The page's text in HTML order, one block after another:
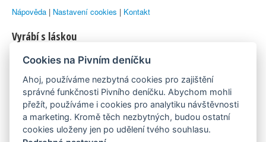
Nápověda | Nastavení cookies | Kontakt
Vyrábí s láskou
© 2010–2026 byLukáš Zemanaka Emka
Máme rádi
Pivní.info
Cookies na Pivním deníčku
Ahoj, používáme nezbytná cookies pro zajištění
správné funkčnosti Pivního deníčku. Abychom mohli
přežít, používáme i cookies pro analytiku návštěvnosti
a marketing. Kromě těch nezbytných, budou ostatní
cookies uloženy jen po udělení tvého souhlasu.